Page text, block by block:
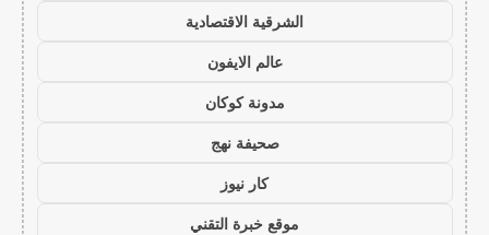
الشرقية الاقتصادية
عالم الايفون
مدونة كوكان
صحيفة نهج
كار نيوز
موقع خبرة التقني